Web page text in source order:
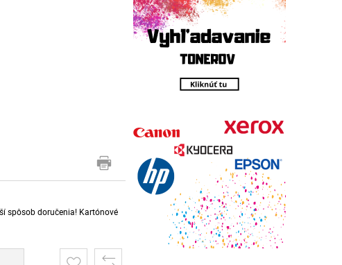
spôsob doručenia! Kartónové